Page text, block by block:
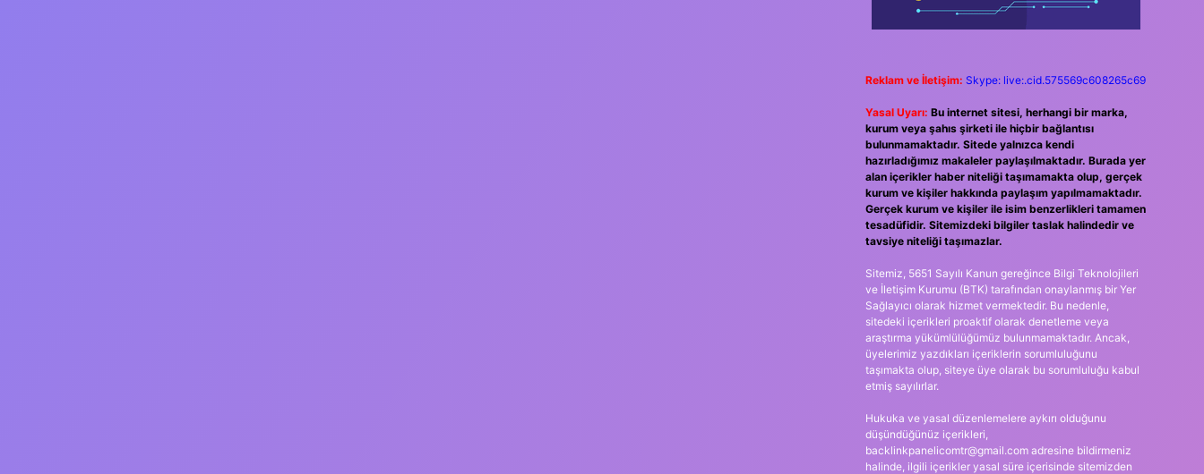
Reklam ve İletişim: Skype: live:.cid.575569c608265c69
Yasal Uyarı: Bu internet sitesi, herhangi bir marka,
kurum veya şahıs şirketi ile hiçbir bağlantısı
bulunmamaktadır. Sitede yalnızca kendi
hazırladığımız makaleler paylaşılmaktadır. Burada yer
alan içerikler haber niteliği taşımamakta olup, gerçek
kurum ve kişiler hakkında paylaşım yapılmamaktadır.
Gerçek kurum ve kişiler ile isim benzerlikleri tamamen
tesadüfidir. Sitemizdeki bilgiler taslak halindedir ve
tavsiye niteliği taşımazlar.
Sitemiz, 5651 Sayılı Kanun gereğince Bilgi Teknolojileri
ve İletişim Kurumu (BTK) tarafından onaylanmış bir Yer
Sağlayıcı olarak hizmet vermektedir. Bu nedenle,
sitedeki içerikleri proaktif olarak denetleme veya
araştırma yükümlülüğümüz bulunmamaktadır. Ancak,
üyelerimiz yazdıkları içeriklerin sorumluluğunu
taşımakta olup, siteye üye olarak bu sorumluluğu kabul
etmiş sayılırlar.
Hukuka ve yasal düzenlemelere aykırı olduğunu
düşündüğünüz içerikleri,
backlinkpanelicomtr@gmail.comadresine bildirmeniz
halinde, ilgili içerikler yasal süre içerisinde sitemizden